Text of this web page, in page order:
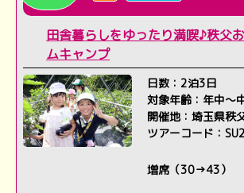
田舎暮らしをゆったり満喫♪秩父
ムキャンプ
日数：2泊3日
対象年齢：年中～
開催地：埼玉県秩
ツアーコード：
増席（30→43）